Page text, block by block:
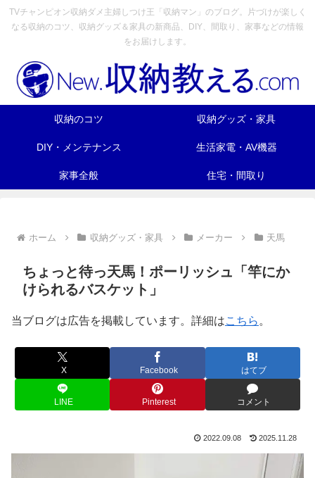
TVチャンピオン収納ダメ主婦しつけ王「収納マン」のブログ。片づけが楽しく
なる収納のコツ、収納グッズ＆家具の新商品、DIY、間取り、家事などの情報
をお届けします。
収納のコツ 収納グッズ・家具
DIY・メンテナンス 生活家電・AV機器
家事全般 住宅・間取り
ホーム 収納グッズ・家具 メーカー 天馬
ちょっと待っ天馬！ポーリッシュ「竿にか
けられるバスケット」
当ブログは広告を掲載しています。詳細はこちら 。
X Facebook はてブ
LINE Pinterest コメント
2022.09.08 2025.11.28